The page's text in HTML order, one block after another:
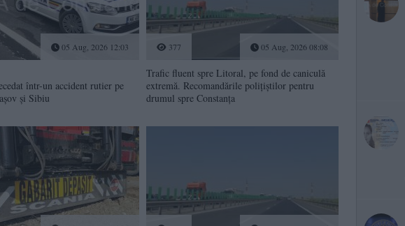
05 Aug, 2026 12:03
într-un accident rutier pe
și Sibiu
377 05 Aug, 2026 08:08
Trafic fluent spre Litoral, pe fond de caniculă
extremă. Recomandările polițiștilor pentru
drumul spre Constanța